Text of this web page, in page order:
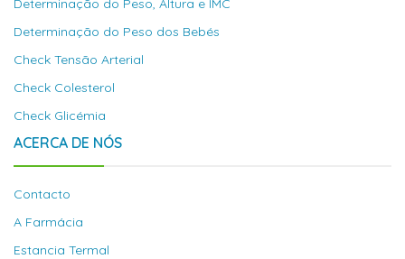
Determinação do Peso, Altura e IMC
Determinação do Peso dos Bebés
Check Tensão Arterial
Check Colesterol
Check Glicémia
ACERCA DE NÓS
Contacto
A Farmácia
Estancia Termal